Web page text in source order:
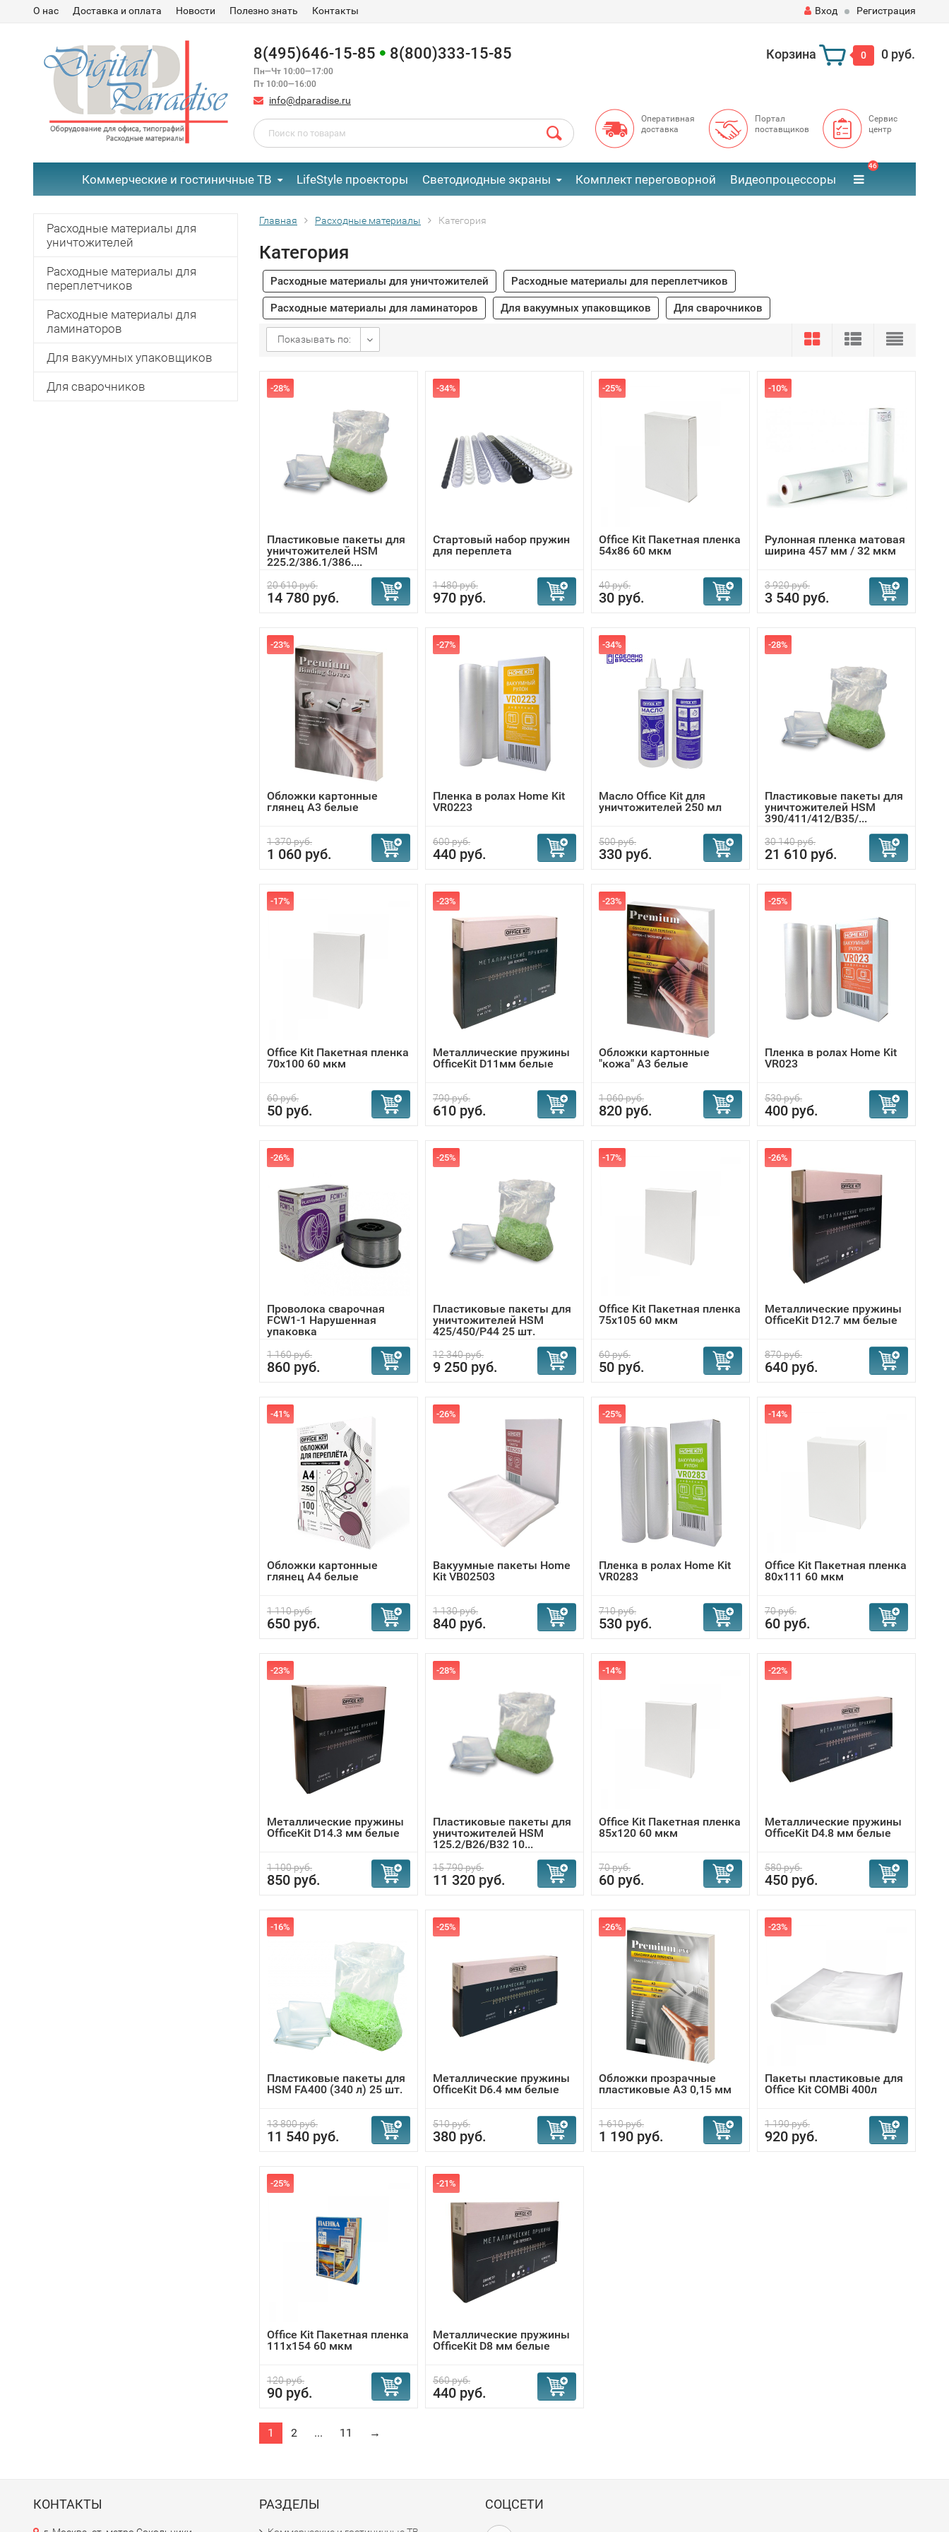
О нас Доставка и оплата Новости Полезно знать Контакты Вход Регистрация
8(495)646-15-85 8(800)333-15-85
Пн—Чт 10:00—17:00
Пт 10:00—16:00
info@dparadise.ru
Корзина 0 0 руб.
Оперативная
доставка
Портал
поставщиков
Сервис
центр
Коммерческие и гостиничные ТВ LifeStyle проекторы Светодиодные экраны Комплект переговорной Видеопроцессоры
46
Расходные материалы для
уничтожителей
Расходные материалы для
переплетчиков
Расходные материалы для
ламинаторов
Для вакуумных упаковщиков
Для сварочников
Главная Расходные материалы Категория
Категория
Расходные материалы для уничтожителей Расходные материалы для переплетчиков
Расходные материалы для ламинаторов Для вакуумных упаковщиков Для сварочников
Показывать по:
-28%
Пластиковые пакеты для
уничтожителей HSM
225.2/386.1/386....
20 610 руб.
14 780 руб.
-34%
Стартовый набор пружин
для переплета
1 480 руб.
970 руб.
-25%
Office Kit Пакетная пленка
54х86 60 мкм
40 руб.
30 руб.
-10%
Рулонная пленка матовая
ширина 457 мм / 32 мкм
3 920 руб.
3 540 руб.
-23%
Обложки картонные
глянец А3 белые
1 370 руб.
1 060 руб.
-27%
Пленка в ролах Home Kit
VR0223
600 руб.
440 руб.
-34%
Масло Office Kit для
уничтожителей 250 мл
500 руб.
330 руб.
-28%
Пластиковые пакеты для
уничтожителей HSM
390/411/412/B35/...
30 140 руб.
21 610 руб.
-17%
Office Kit Пакетная пленка
70x100 60 мкм
60 руб.
50 руб.
-23%
Металлические пружины
OfficeKit D11мм белые
790 руб.
610 руб.
-23%
Обложки картонные
"кожа" А3 белые
1 060 руб.
820 руб.
-25%
Пленка в ролах Home Kit
VR023
530 руб.
400 руб.
-26%
Проволока сварочная
FCW1-1 Нарушенная
упаковка
1 160 руб.
860 руб.
-25%
Пластиковые пакеты для
уничтожителей HSM
425/450/P44 25 шт.
12 340 руб.
9 250 руб.
-17%
Office Kit Пакетная пленка
75x105 60 мкм
60 руб.
50 руб.
-26%
Металлические пружины
OfficeKit D12.7 мм белые
870 руб.
640 руб.
-41%
Обложки картонные
глянец А4 белые
1 110 руб.
650 руб.
-26%
Вакуумные пакеты Home
Kit VB02503
1 130 руб.
840 руб.
-25%
Пленка в ролах Home Kit
VR0283
710 руб.
530 руб.
-14%
Office Kit Пакетная пленка
80x111 60 мкм
70 руб.
60 руб.
-23%
Металлические пружины
OfficeKit D14.3 мм белые
1 100 руб.
850 руб.
-28%
Пластиковые пакеты для
уничтожителей HSM
125.2/B26/B32 10...
15 790 руб.
11 320 руб.
-14%
Office Kit Пакетная пленка
85x120 60 мкм
70 руб.
60 руб.
-22%
Металлические пружины
OfficeKit D4.8 мм белые
580 руб.
450 руб.
-16%
Пластиковые пакеты для
HSM FA400 (340 л) 25 шт.
13 800 руб.
11 540 руб.
-25%
Металлические пружины
OfficeKit D6.4 мм белые
510 руб.
380 руб.
-26%
Обложки прозрачные
пластиковые А3 0,15 мм
1 610 руб.
1 190 руб.
-23%
Пакеты пластиковые для
Office Kit COMBi 400л
1 190 руб.
920 руб.
-25%
Office Kit Пакетная пленка
111x154 60 мкм
120 руб.
90 руб.
-21%
Металлические пружины
OfficeKit D8 мм белые
560 руб.
440 руб.
1 2 ... 11 →
КОНТАКТЫ РАЗДЕЛЫ СОЦСЕТИ